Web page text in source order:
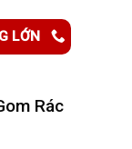
LỚN
Rác